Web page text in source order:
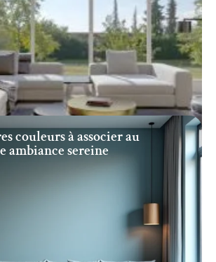
couleurs à associer au
ambiance sereine